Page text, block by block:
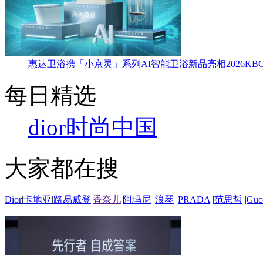
惠达卫浴携「小京灵」系列AI智能卫浴新品亮相
每日精选
dior时尚中国
大家都在搜
Dior|卡地亚|路易威登|香奈儿|阿玛尼 |浪琴 |PRADA |范思哲 |